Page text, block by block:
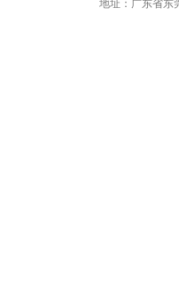
地址：广东省东